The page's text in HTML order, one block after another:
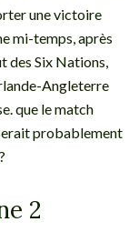
une victoire
mi-temps, après
des Six Nations,
Angleterre
que le match
probablement
2